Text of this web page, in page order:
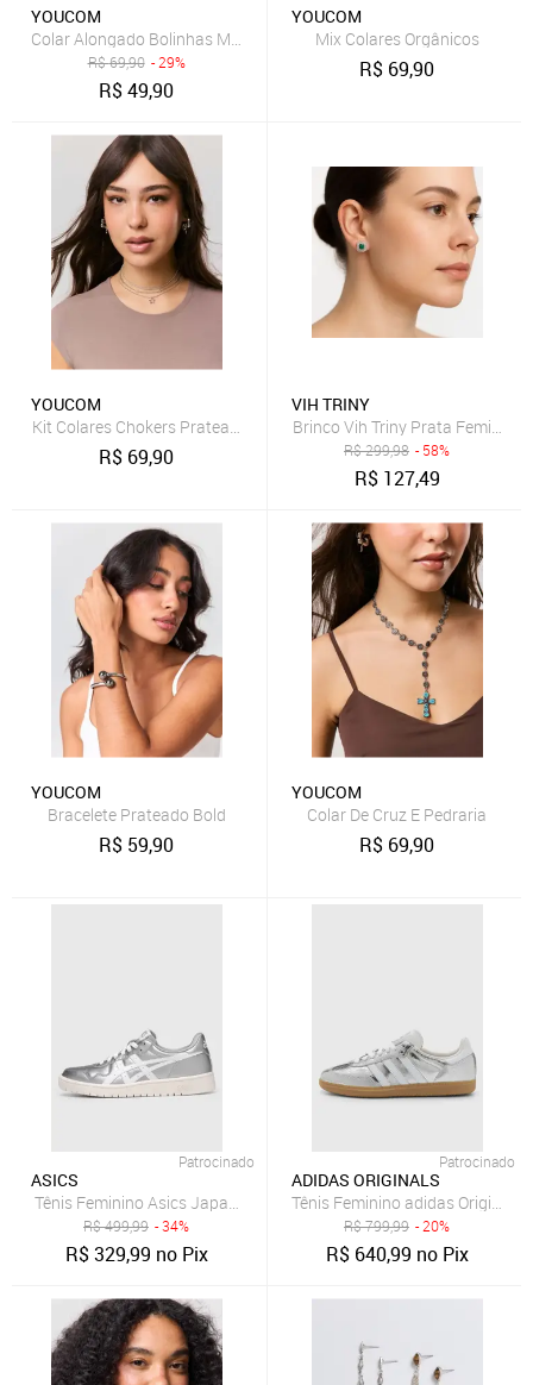
YOUCOM
Colar Alongado Bolinhas Martelado
R$69,90 - 29%
R$49,90
YOUCOM
Mix Colares Orgânicos
R$ 69,90
YOUCOM
Kit Colares Chokers Prateados Estrelas
R$ 69,90
VIH TRINY
Brinco Vih Triny Prata Feminino
R$299,98 - 58%
R$ 127,49
YOUCOM
Bracelete Prateado Bold
R$ 59,90
YOUCOM
Colar De Cruz E Pedraria
R$ 69,90
Patrocinado
ASICS
Tênis Feminino Asics Japan S Prata
R$499,99 - 34%
R$329,99 no Pix
Patrocinado
ADIDAS ORIGINALS
Tênis Feminino adidas Originals
R$799,99 - 20%
R$ 640,99 no Pix